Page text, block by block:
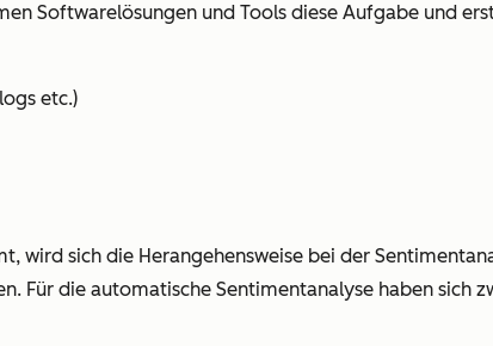
Softwarelösungen und Tools diese Aufgabe und
etc.)
wird sich die Herangehensweise bei der
Für die automatische Sentimentanalyse haben sich